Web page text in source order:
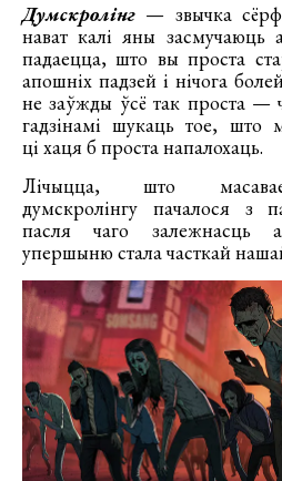
Думскролінг — звычка
нават калі яны засмучаюць
падаецца, што вы проста
апошніх падзей і нічога
не заўжды ўсё так проста —
гадзінамі шукаць тое,
ці хаця б проста напалохаць.
Лічыцца, што
думскролінгу пачалося з
пасля чаго залежнасць
упершыню стала часткай